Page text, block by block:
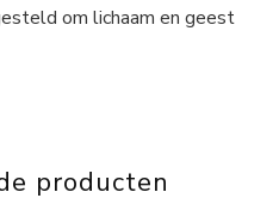
om lichaam en geest
producten